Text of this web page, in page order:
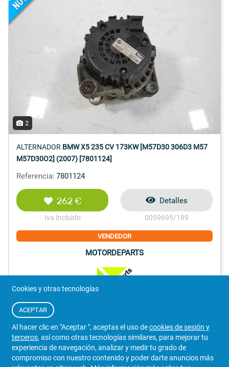
2
ALTERNADOR BMW X5 235 CV 173KW [M57D30 306D3 M57
M57D30O2] (2007) [7801124]
Referencia: 7801124
262 €
Iva Incluido
Detalles
0059695/189
VENDEDOR
MOTORDEPARTS
691 062 398
Tarragona
Cookies y otras tecnologías
ACEPTAR
Al hacer clic en "Aceptar ", aceptas el uso decookies de sesión y
terceros, así como otras tecnologías similares, para mejorar tu
experiencia de navegación, analizar y medir tu grado de
compromiso con nuestro contenido y poder darte anuncios más